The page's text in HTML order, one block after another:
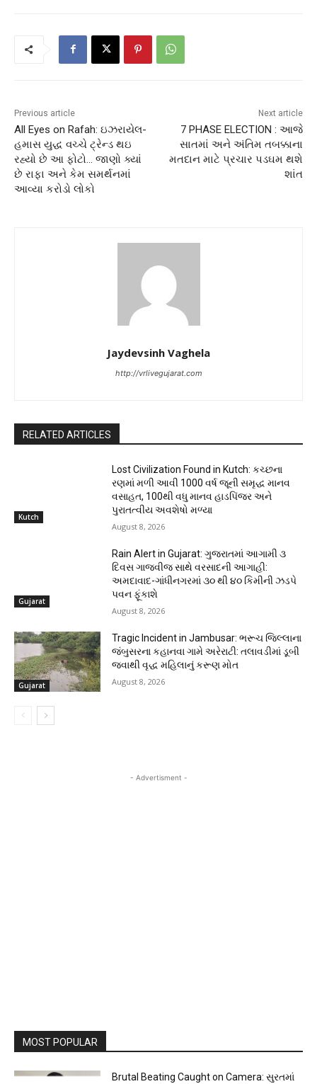
Previous article
All Eyes on Rafah: ઇઝરાયેલ-
હમાસ યુદ્ધ વચ્ચે ટ્રેન્ડ થઇ
રહ્યો છે આ ફોટો… જાણો ક્યાં
છે રાફા અને કેમ સમર્થનમાં
આવ્યા કરોડો લોકો
Next article
7 PHASE ELECTION : આજે
સાતમાં અને અંતિમ તબક્કાના
મતદાન માટે પ્રચાર પડઘમ થશે
શાંત
Jaydevsinh Vaghela
http://vrlivegujarat.com
RELATED ARTICLES
Kutch
Lost Civilization Found in Kutch: કચ્છના
રણમાં મળી આવી 1000 વર્ષ જૂની સમૃદ્ધ માનવ
વસાહત, 100થી વધુ માનવ હાડપિંજર અને
પુરાતત્વીય અવશેષો મળ્યા
August 8, 2026
Gujarat
Rain Alert in Gujarat: ગુજરાતમાં આગામી ૩
દિવસ ગાજવીજ સાથે વરસાદની આગાહી:
અમદાવાદ-ગાંધીનગરમાં ૩૦ થી ૪૦ કિમીની ઝડપે
પવન ફૂંકાશે
August 8, 2026
Gujarat
Tragic Incident in Jambusar: ભરૂચ જિલ્લાના
જંબુસરના કહાનવા ગામે અરેરાટી: તલાવડીમાં ડૂબી
જવાથી વૃદ્ધ મહિલાનું કરૂણ મોત
August 8, 2026
- Advertisment -
MOST POPULAR
Brutal Beating Caught on Camera: સુરતમાં